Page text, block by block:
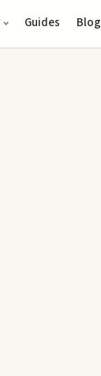
Guides Blog